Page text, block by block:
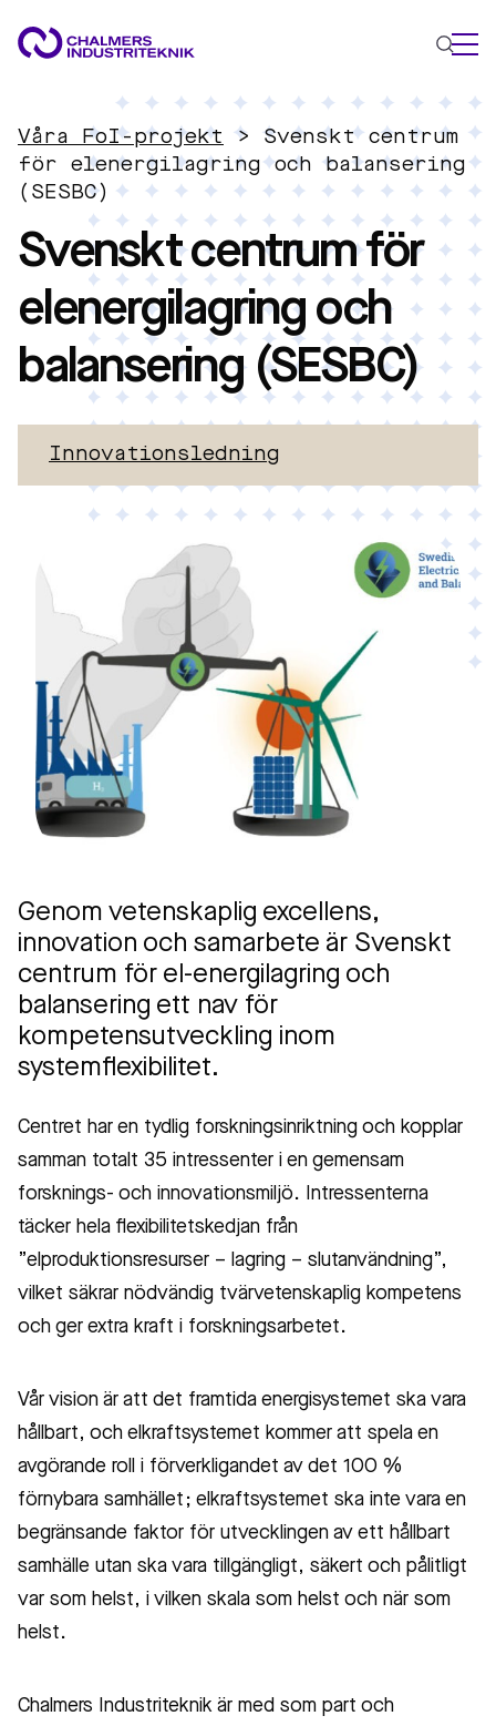
VAD VI GÖR
VÅRA EXPERTOMRÅDEN
Cirkulär ekonomi
Energi
Innovationsledning
Material
Tillämpad AI
AKTUELLT
OM OSS
KONTAKTA OSS
JOBBA HOS OSS
Våra FoI-projekt >Svenskt centrum
för elenergilagring och balansering
(SESBC)
Svenskt centrum för
elenergilagring och
balansering (SESBC)
Innovationsledning
Genom vetenskaplig excellens,
innovation och samarbete är Svenskt
centrum för el-energilagring och
balansering ett nav för
kompetensutveckling inom
systemflexibilitet.
Centret har en tydlig forskningsinriktning och kopplar
samman totalt 35 intressenter i en gemensam
forsknings- och innovationsmiljö. Intressenterna
täcker hela flexibilitetskedjan från
”elproduktionsresurser – lagring – slutanvändning”,
vilket säkrar nödvändig tvärvetenskaplig kompetens
och ger extra kraft i forskningsarbetet.
Vår vision är att det framtida energisystemet ska vara
hållbart, och elkraftsystemet kommer att spela en
avgörande roll i förverkligandet av det 100 %
förnybara samhället; elkraftsystemet ska inte vara en
begränsande faktor för utvecklingen av ett hållbart
samhälle utan ska vara tillgängligt, säkert och pålitligt
var som helst, i vilken skala som helst och när som
helst.
Chalmers Industriteknik är med som part och